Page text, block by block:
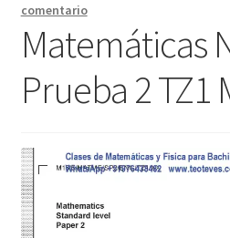
comentario
Matemáticas
Prueba 2 TZ1